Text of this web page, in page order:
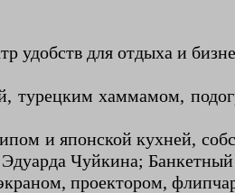
удобств для отдыха и
турецким хаммамом,
и японской кухней,
Чуйкина;
проектором,